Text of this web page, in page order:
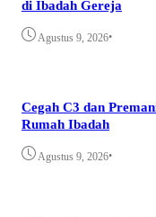
di Ibadah Gereja
Agustus 9, 2026•
Cegah C3 dan
Rumah Ibadah
Agustus 9, 2026•